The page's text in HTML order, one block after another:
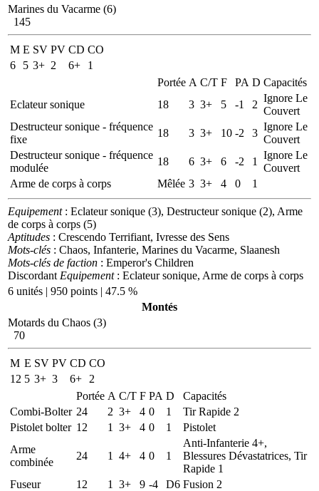
Marines du Vacarme (6)
145
M E SV PV CD CO
6
5 3+ 2 6+
1
Portée A C/T F PA D Capacités
Eclateur sonique
18 3 3+ 5 -1 2
Ignore Le
Couvert
Destructeur sonique - fréquence
fixe
18 3 3+ 10 -2 3
Ignore Le
Couvert
Destructeur sonique - fréquence
modulée
18 6 3+ 6 -2 1
Ignore Le
Couvert
Arme de corps à corps
Mêlée 3 3+ 4 0 1
Equipement: Eclateur sonique (3), Destructeur sonique (2), Arme
de corps à corps (5)
Aptitudes : Crescendo Terrifiant, Ivresse des Sens
Mots-clés : Chaos, Infanterie, Marines du Vacarme, Slaanesh
Mots-clés de faction : Emperor's Children
Discordant Equipement: Eclateur sonique, Arme de corps à corps
6 unités | 950 points | 47.5 %
Montés
Motards du Chaos (3)
70
M E SV PV CD CO
12 5 3+ 3 6+
2
Portée A C/T F PA D
Capacités
Combi-Bolter 24 2 3+ 4 0 1
Tir Rapide 2
Pistolet bolter 12 1 3+ 4 0 1
Pistolet
Arme
combinée
24 1 4+ 4 0 1
Anti-Infanterie 4+,
Blessures Dévastatrices, Tir
Rapide 1
Fuseur
12 1 3+ 9 -4 D6 Fusion 2